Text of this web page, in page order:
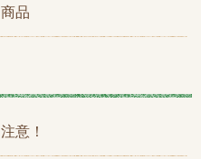
品
意！